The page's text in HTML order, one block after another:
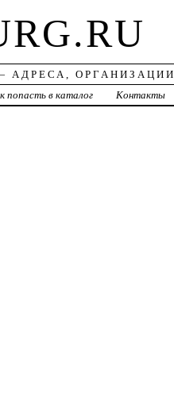
АДРЕСА, ОРГАНИЗАЦИИ
попасть в каталог Контакты